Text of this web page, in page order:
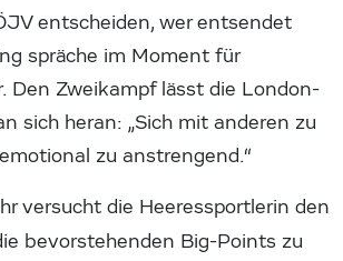
entscheiden, wer entsendet
spräche im Moment für
Den Zweikampf lässt die London-
sich heran: „Sich mit anderen zu
zu anstrengend.“
versucht die Heeressportlerin den
bevorstehenden Big-Points zu